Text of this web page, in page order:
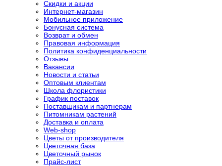
Скидки и акции
Интернет-магазин
Мобильное приложение
Бонусная система
Возврат и обмен
Правовая информация
Политика конфиденциальности
Отзывы
Вакансии
Новости и статьи
Оптовым клиентам
Школа флористики
График поставок
Поставщикам и партнерам
Питомникам растений
Доставка и оплата
Web-shop
Цветы от производителя
Цветочная база
Цветочный рынок
Прайс-лист